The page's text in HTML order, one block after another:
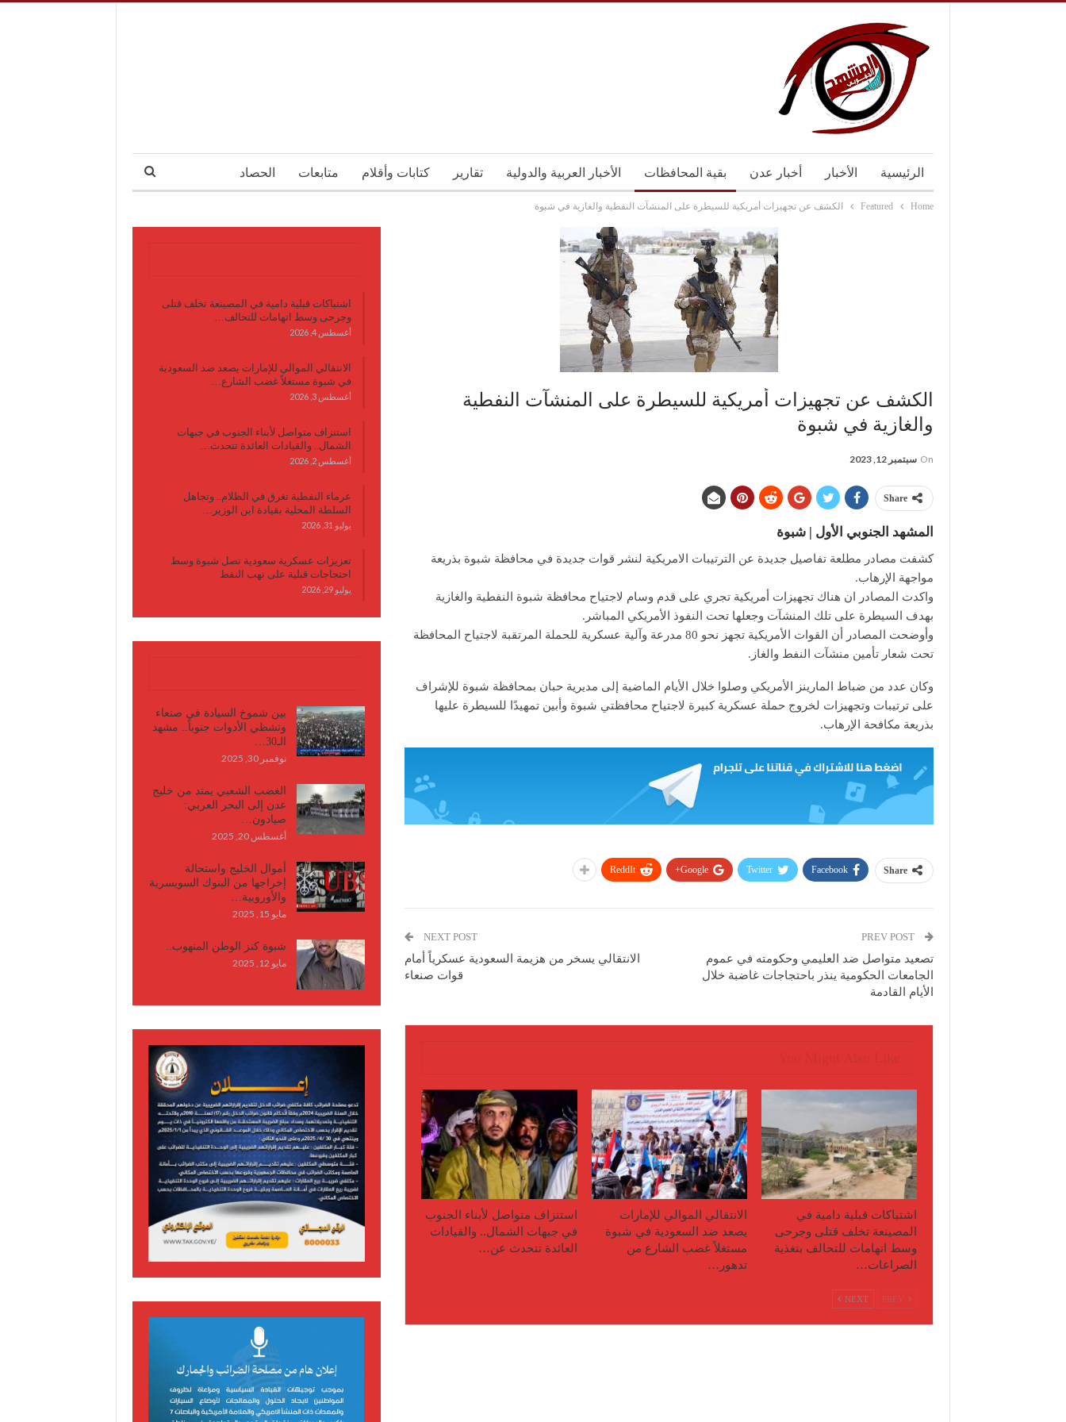
الرئيسية الأخبار أخبار عدن بقية المحافظات الأخبار العربية والدولية تقارير كتابات وأقلام متابعات الحصاد
Home
Featured الكشف عن تجهيزات أمريكية للسيطرة على المنشآت النفطية والغازية في شبوة
الكشف عن تجهيزات أمريكية للسيطرة على المنشآت النفطية
والغازية في شبوة
On سبتمبر 12, 2023
Share
المشهد الجنوبي الأول | شبوة
كشفت مصادر مطلعة تفاصيل جديدة عن الترتيبات الامريكية لنشر قوات جديدة في محافظة شبوة بذريعة
مواجهة الإرهاب.
واكدت المصادر ان هناك تجهيزات أمريكية تجري على قدم وسام لاجتياح محافظة شبوة النفطية والغازية
بهدف السيطرة على تلك المنشآت وجعلها تحت النفوذ الأمريكي المباشر.
وأوضحت المصادر أن القوات الأمريكية تجهز نحو 80 مدرعة وآلية عسكرية للحملة المرتقبة لاجتياح المحافظة
تحت شعار تأمين منشآت النفط والغاز.
وكان عدد من ضباط المارينز الأمريكي وصلوا خلال الأيام الماضية إلى مديرية حبان بمحافظة شبوة للإشراف
على ترتيبات وتجهيزات لخروج حملة عسكرية كبيرة لاجتياح محافظتي شبوة وأبين تمهيدًا للسيطرة عليها
بذريعة مكافحة الإرهاب.
Share
Facebook
Twitter
Google+
ReddIt
تصعيد متواصل ضد العليمي وحكومته في عموم
الجامعات الحكومية ينذر باحتجاجات غاضبة خلال
الأيام القادمة
NEXT POST
الانتقالي يسخر من هزيمة السعودية عسكرياً أمام
قوات صنعاء
اشتباكات قبلية دامية في
المصينعة تخلف قتلى وجرحى
وسط اتهامات للتحالف بتغذية
الصراعات…
الانتقالي الموالي للإمارات
يصعد ضد السعودية في شبوة
مستغلاً غضب الشارع من
تدهور…
استنزاف متواصل لأبناء الجنوب
في جبهات الشمال.. والقيادات
العائدة تتحدث عن…
NEXT
اشتباكات قبلية دامية في المصينعة تخلف قتلى
وجرحى وسط اتهامات للتحالف…
أغسطس 4, 2026
الانتقالي الموالي للإمارات يصعد ضد السعودية
في شبوة مستغلاً غضب الشارع…
أغسطس 3, 2026
استنزاف متواصل لأبناء الجنوب في جبهات
الشمال.. والقيادات العائدة تتحدث…
أغسطس 2, 2026
عرماء النفطية تغرق في الظلام.. وتجاهل
السلطة المحلية بقيادة ابن الوزير…
يوليو 31, 2026
تعزيزات عسكرية سعودية تصل شبوة وسط
احتجاجات قبلية على نهب النفط
يوليو 29, 2026
بين شموخ السيادة في صنعاء
وتشظي الأدوات جنوباً.. مشهد
الـ30…
نوفمبر 30, 2025
الغضب الشعبي يمتد من خليج
عدن إلى البحر العربي:
صيادون…
أغسطس 20, 2025
أموال الخليج واستحالة
إخراجها من البنوك السويسرية
والأوروبية…
مايو 15, 2025
شبوة كنز الوطن المنهوب..
مايو 12, 2025